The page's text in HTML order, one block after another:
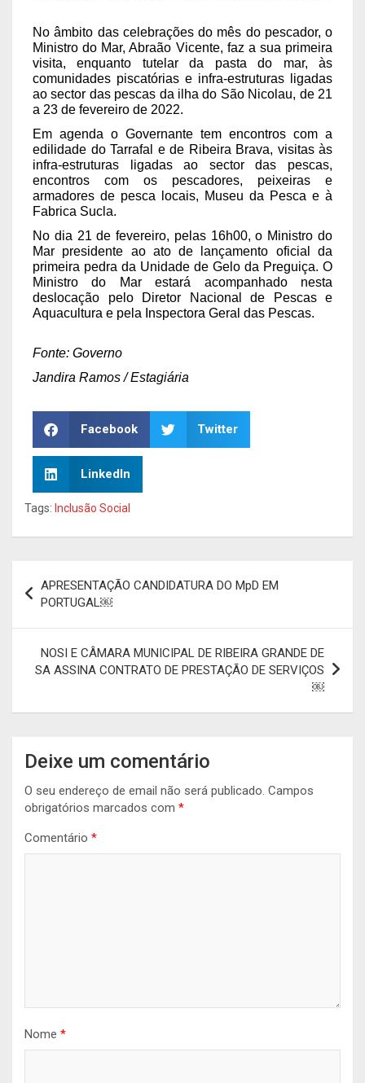
No âmbito das celebrações do mês do pescador, o
Ministro do Mar, Abraão Vicente, faz a sua primeira
visita, enquanto tutelar da pasta do mar, às
comunidades piscatórias e infra-estruturas ligadas
ao sector das pescas da ilha do São Nicolau, de 21
a 23 de fevereiro de 2022.
Em agenda o Governante tem encontros com a
edilidade do Tarrafal e de Ribeira Brava, visitas às
infra-estruturas ligadas ao sector das pescas,
encontros com os pescadores, peixeiras e
armadores de pesca locais, Museu da Pesca e à
Fabrica Sucla.
No dia 21 de fevereiro, pelas 16h00, o Ministro do
Mar presidente ao ato de lançamento oficial da
primeira pedra da Unidade de Gelo da Preguiça. O
Ministro do Mar estará acompanhado nesta
deslocação pelo Diretor Nacional de Pescas e
Aquacultura e pela Inspectora Geral das Pescas.
Fonte: Governo
Jandira Ramos / Estagiária
Facebook Twitter
LinkedIn
Tags: Inclusão Social
APRESENTAÇÃO CANDIDATURA DO MpD EM
PORTUGAL￼
NOSI E CÂMARA MUNICIPAL DE RIBEIRA GRANDE DE
SA ASSINA CONTRATO DE PRESTAÇÃO DE SERVIÇOS
￼
Deixe um comentário
O seu endereço de email não será publicado. Campos
obrigatórios marcados com *
Comentário *
Nome *